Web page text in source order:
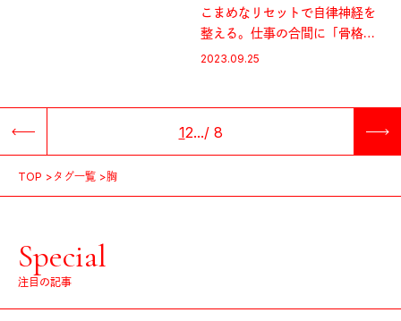
こまめなリセットで自律神経を
整える。仕事の合間に「骨格コ
ンディショニング」4種目
2023.09.25
12.../ 8
TOP タグ一覧 胸
Special
注目の記事